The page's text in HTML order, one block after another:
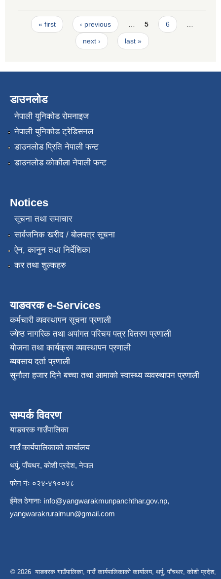
Pages
« first ‹ previous 5 6
next › last »
डाउनलोड
नेपाली युनिकोड रोमनाइज
नेपाली युनिकोड ट्रेडिसनल
डाउनलोड प्रिति नेपाली फन्ट
डाउनलोड कोकीला नेपाली फन्ट
Notices
सूचना तथा समाचार
सार्वजनिक खरीद / बोलपत्र सूचना
ऐन, कानुन तथा निर्देशिका
कर तथा शुल्कहरु
याङवरक e-Services
कर्मचारी व्यवस्थापन सूचना प्रणाली
ज्येष्ठ नागरिक तथा अपांगत परिचय पत्र वितरण प्रणाली
योजना तथा कार्यक्रम व्यवस्थापन प्रणाली
ब्यबसाय दर्ता प्रणाली
सुनौला हजार दिने बच्चा तथा आमाको स्वास्थ्य व्यवस्थापन प्रणाली
सम्पर्क विवरण
याङवरक गाउँपालिका
गाउँ कार्यपालिकाको कार्यालय
थर्पु, पाँचथर, कोशी प्रदेश, नेपाल
फोन नंः ०२४-४१००४८
ईमेल ठेगानाः info@yangwarakmunpanchthar.gov.np,
yangwarakruralmun@gmail.com
© 2026 याङवरक गाउँपालिका, गाउँ कार्यपालिकाको कार्यालय, थर्पु, पाँचथर, कोशी प्रदेश,